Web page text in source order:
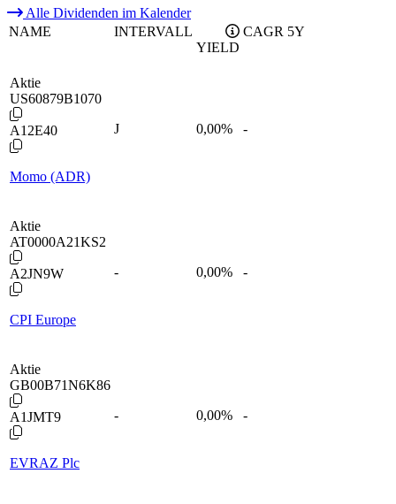
Alle Dividenden im Kalender
NAME
INTERVALL
YIELD
CAGR 5Y
Aktie
US60879B1070
A12E40
Momo (ADR)
J 0,00% -
Aktie
AT0000A21KS2
A2JN9W
CPI Europe
- 0,00% -
Aktie
GB00B71N6K86
A1JMT9
EVRAZ Plc
- 0,00% -